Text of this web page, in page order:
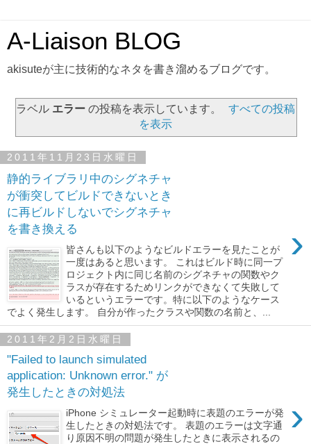
A-Liaison BLOG
akisuteが主に技術的なネタを書き溜めるブログです。
ラベル エラーの投稿を表示しています。
すべての投稿
を表示
2011年11月23日水曜日
静的ライブラリ中のシグネチャ
が衝突してビルドできないとき
に再ビルドしないでシグネチャ
を書き換える
›
皆さんも以下のようなビルドエラーを見たことが
一度はあると思います。 これはビルド時に同一プ
ロジェクト内に同じ名前のシグネチャの関数やク
ラスが存在するためリンクができなくて失敗して
いるというエラーです。特に以下のようなケース
でよく発生します。 自分が作ったクラスや関数の名前と、...
2011年2月2日水曜日
"Failed to launch simulated
application: Unknown error." が
発生したときの対処法
›
iPhone シミュレーター起動時に表題のエラーが発
生したときの対処法です。 表題のエラーは文字通
り原因不明の問題が発生したときに表示されるの